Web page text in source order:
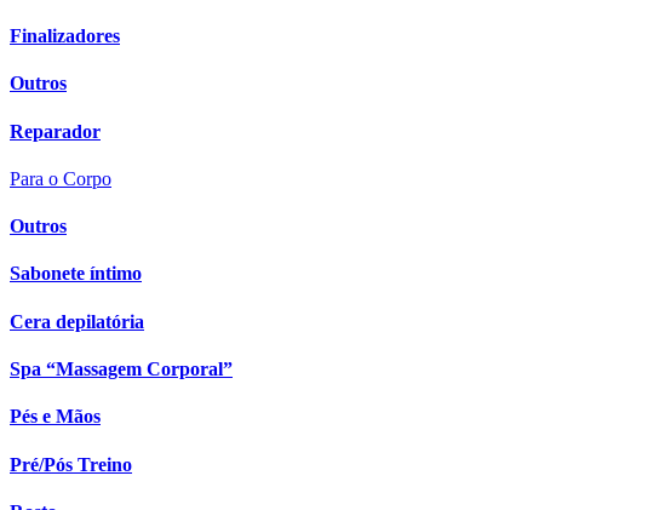
Finalizadores
Outros
Reparador
Para o Corpo
Outros
Sabonete íntimo
Cera depilatória
Spa “Massagem Corporal”
Pés e Mãos
Pré/Pós Treino